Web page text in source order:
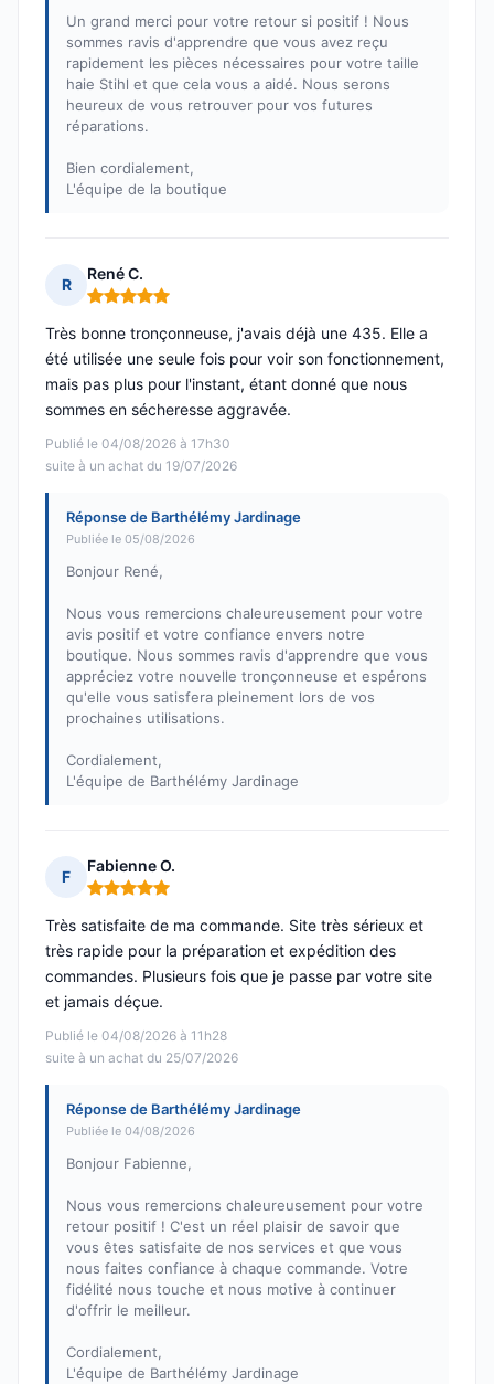
Un grand merci pour votre retour si positif ! Nous
sommes ravis d'apprendre que vous avez reçu
rapidement les pièces nécessaires pour votre taille
haie Stihl et que cela vous a aidé. Nous serons
heureux de vous retrouver pour vos futures
réparations.
Bien cordialement,
L'équipe de la boutique
R
René C.
Note : 5 sur 5
Publié le 04/08/2026 à 17h30
suite à un achat du 19/07/2026
Très bonne tronçonneuse, j'avais déjà une 435. Elle a
été utilisée une seule fois pour voir son fonctionnement,
mais pas plus pour l'instant, étant donné que nous
sommes en sécheresse aggravée.
Réponse de Barthélémy Jardinage
Publiée le 05/08/2026
Bonjour René,
Nous vous remercions chaleureusement pour votre
avis positif et votre confiance envers notre
boutique. Nous sommes ravis d'apprendre que vous
appréciez votre nouvelle tronçonneuse et espérons
qu'elle vous satisfera pleinement lors de vos
prochaines utilisations.
Cordialement,
L'équipe de Barthélémy Jardinage
F
Fabienne O.
Note : 5 sur 5
Publié le 04/08/2026 à 11h28
suite à un achat du 25/07/2026
Très satisfaite de ma commande. Site très sérieux et
très rapide pour la préparation et expédition des
commandes. Plusieurs fois que je passe par votre site
et jamais déçue.
Réponse de Barthélémy Jardinage
Publiée le 04/08/2026
Bonjour Fabienne,
Nous vous remercions chaleureusement pour votre
retour positif ! C'est un réel plaisir de savoir que
vous êtes satisfaite de nos services et que vous
nous faites confiance à chaque commande. Votre
fidélité nous touche et nous motive à continuer
d'offrir le meilleur.
Cordialement,
L'équipe de Barthélémy Jardinage